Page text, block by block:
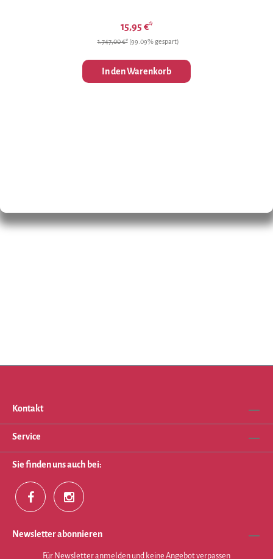
15,95 €*
1.747,00 €* (99.09% gespart)
In den Warenkorb
Kontakt
Service
Sie finden uns auch bei:
Newsletter abonnieren
Für Newsletter anmelden und keine Angebot verpassen